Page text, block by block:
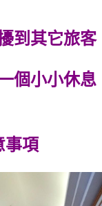
到其它旅客
個小小休息
事項